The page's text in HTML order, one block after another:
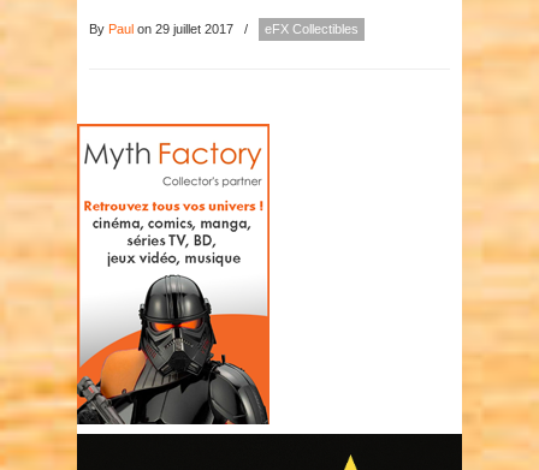
By Paul on 29 juillet 2017 / eFX Collectibles